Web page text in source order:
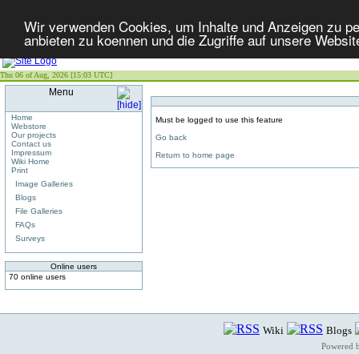
Wir verwenden Cookies, um Inhalte und Anzeigen zu
anbieten zu koennen und die Zugriffe auf unsere
Thu 06 of Aug, 2026 [15:03 UTC]
Menu
Home
Webstore
Our projects
Contact us
Impressum
Wiki Home
Print
Image Galleries
Blogs
File Galleries
FAQs
Surveys
Online users
70 online users
Must be logged to use this feature
Go back
Return to home page
Wiki Blogs
Powered